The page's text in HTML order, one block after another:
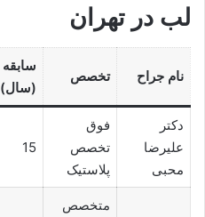
لب در تهران
نام جراح تخصص
سابقه
(سال)
دکتر
علیرضا
محبی
فوق
تخصص
پلاستیک
15
متخصص